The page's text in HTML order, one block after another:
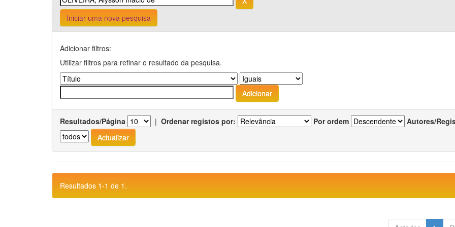
Iniciar uma nova pesquisa
Adicionar filtros:
Utilizar filtros para refinar o resultado da pesquisa.
Resultados/Página | Ordenar registos por: Por ordem Autores/
Resultados 1-1 de 1.